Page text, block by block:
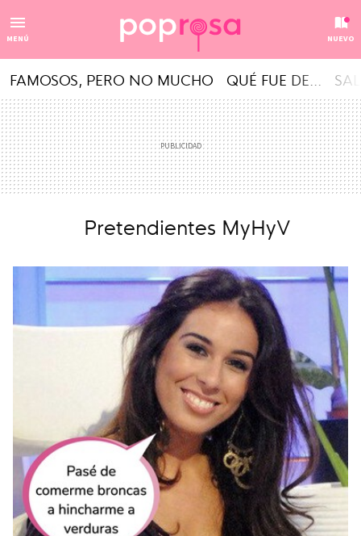
MENÚ NUEVO
FAMOSOS, PERO NO MUCHO QUÉ FUE DE...
Pretendientes MyHyV